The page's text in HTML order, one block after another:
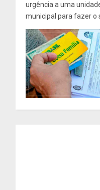
urgência a uma
municipal para fazer o